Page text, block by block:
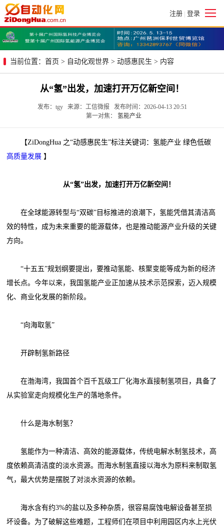
注册 | 登录
当前位置： 首页 > 自动化观世界 > 动感惠民生 > 内容
从“氢”出发，加速打开万亿新空间！
发布：tgy 来源：工信微报 发布时间：2026-04-13 20:51
第一对焦：
氢能产业
【ZiDongHua 之“动感惠民生”标注关键词：氢能产业 绿色低碳
高质量发展 】
从“氢”出发，加速打开万亿新空间！
在全球能源转型与“双碳”目标推进的浪潮下，氢能凭借其清洁高
效的特性，成为未来重要的能源载体，也是推动能源产业升级的关键
方向。
“十五五”规划纲要提出，要推动氢能、核聚变能等成为新的经济
增长点。今年以来，我国氢能产业正加速从技术示范探索，迈入规模
化、商业化发展的新阶段。
“向海取氢”
开辟制氢新路径
在渤海湾，我国首个百千瓦级工厂化海水直接制氢项目，具备了
从实验室走向规模化生产的落地条件。
什么是海水制氢？
氢能作为一种清洁、高效的能源载体，传统电解水制氢技术，高
度依赖高清洁度的淡水资源。而海水制氢直接以海水为原料来制取氢
气，最大优势是摆脱了对淡水资源的依赖。
海水含有约3%的盐以及多种杂质，很容易腐蚀电解设备甚至损
坏设备。为了破解这些难题，工程师们在项目中利用园区内水上光伏